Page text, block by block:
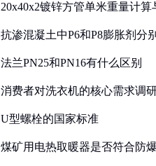
20x40x2镀锌方管单米重量计算
抗渗混凝土中P6和P8膨胀剂分
法兰PN25和PN16有什么区别
消费者对洗衣机的核心需求调
U型螺栓的国家标准
煤矿用电热取暖器是否符合防